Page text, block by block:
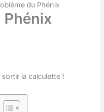
du Phénix
Phénix
la calculette !